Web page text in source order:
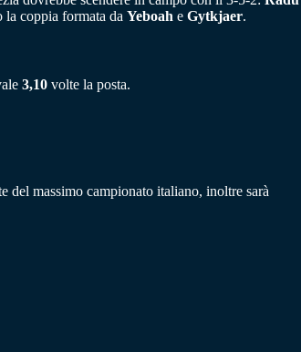
la coppia formata da Yeboah e Gytkjaer.
3,10 volte la posta.
del massimo campionato italiano, inoltre sarà